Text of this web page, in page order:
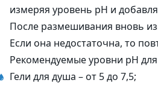
измеряя уровень pH и
После размешивания вновь
Если она недостаточна, то
Рекомендуемые уровни pH
Гели для душа – от 5 до 7,5;